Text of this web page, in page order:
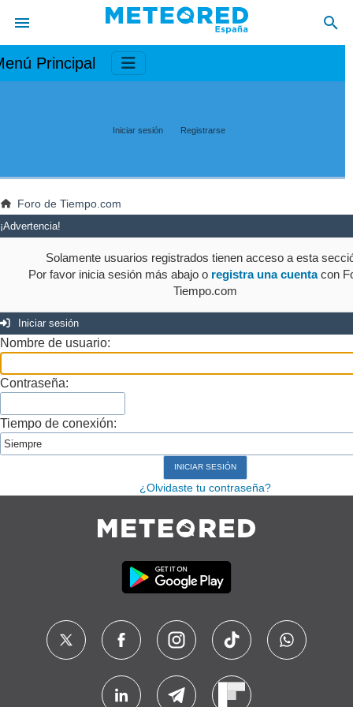
Principal
Iniciar sesión Registrarse
Foro de Tiempo.com
¡Advertencia!
Solamente usuarios registrados tienen acceso a esta
Por favor inicia sesión más abajo o registra una cuentacon
Tiempo.com
Iniciar sesión
Nombre de usuario:
Contraseña:
Tiempo de conexión:
¿Olvidaste tu contraseña?